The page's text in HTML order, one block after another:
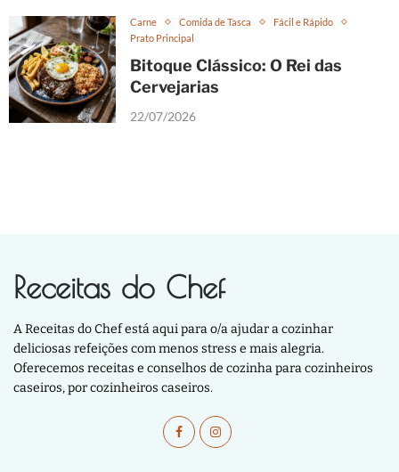
Carne Comida de Tasca
Fácil e Rápido
Prato Principal
Bitoque Clássico: O Rei das
Cervejarias
22/07/2026
Receitas do Chef
A Receitas do Chef está aqui para o/a ajudar a cozinhar
deliciosas refeições com menos stress e mais alegria.
Oferecemos receitas e conselhos de cozinha para cozinheiros
caseiros, por cozinheiros caseiros.